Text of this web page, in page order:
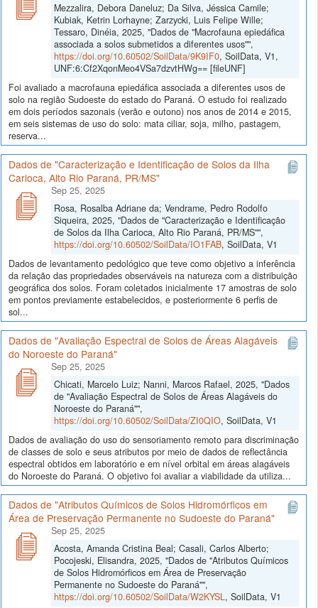
Mezzalira, Debora Daneluz; Da Silva, Jéssica Camile;
Kubiak, Ketrin Lorhayne; Zarzycki, Luis Felipe Wille;
Tessaro, Dinéia, 2025, "Dados de "Macrofauna epiedáfica
associada a solos submetidos a diferentes usos"",
https://doi.org/10.60502/SoilData/9K9IF0, SoilData, V1,
UNF:6:Cf2XqonMeo4VSa7dzvtHWg== [fileUNF]
Foi avaliado a macrofauna epiedáfica associada a diferentes usos de
solo na região Sudoeste do estado do Paraná. O estudo foi realizado
em dois períodos sazonais (verão e outono) nos anos de 2014 e 2015,
em seis sistemas de uso do solo: mata ciliar, soja, milho, pastagem,
reserva...
Dados de "Caracterização e Identificação de Solos da Ilha
Carioca, Alto Rio Paraná, PR/MS"
Sep 25, 2025
Rosa, Rosalba Adriane da; Vendrame, Pedro Rodolfo
Siqueira, 2025, "Dados de "Caracterização e Identificação
de Solos da Ilha Carioca, Alto Rio Paraná, PR/MS"",
https://doi.org/10.60502/SoilData/IO1FAB, SoilData, V1
Dados de levantamento pedológico que teve como objetivo a inferência
da relação das propriedades observáveis na natureza com a distribuição
geográfica dos solos. Foram coletados inicialmente 17 amostras de solo
em pontos previamente estabelecidos, e posteriormente 6 perfis de
sol...
Dados de "Avaliação Espectral de Solos de Áreas Alagáveis
do Noroeste do Paraná"
Sep 25, 2025
Chicati, Marcelo Luiz; Nanni, Marcos Rafael, 2025, "Dados
de "Avaliação Espectral de Solos de Áreas Alagáveis do
Noroeste do Paraná"",
https://doi.org/10.60502/SoilData/ZI0QIO, SoilData, V1
Dados de avaliação do uso do sensoriamento remoto para discriminação
de classes de solo e seus atributos por meio de dados de reflectância
espectral obtidos em laboratório e em nível orbital em áreas alagáveis
do Noroeste do Paraná. O objetivo foi avaliar a viabilidade da utiliza...
Dados de "Atributos Químicos de Solos Hidromórficos em
Área de Preservação Permanente no Sudoeste do Paraná"
Sep 25, 2025
Acosta, Amanda Cristina Beal; Casali, Carlos Alberto;
Pocojeski, Elisandra, 2025, "Dados de "Atributos Químicos
de Solos Hidromórficos em Área de Preservação
Permanente no Sudoeste do Paraná"",
https://doi.org/10.60502/SoilData/W2KYSL, SoilData, V1